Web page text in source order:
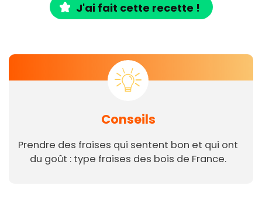
J'ai fait cette recette !
Conseils
Prendre des fraises qui sentent bon et qui ont
du goût : type fraises des bois de France.